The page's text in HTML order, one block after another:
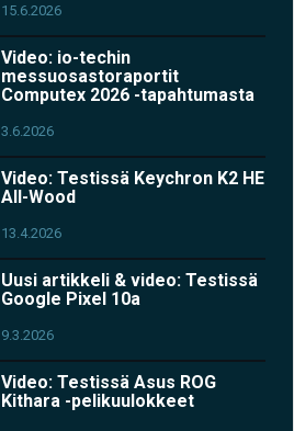
15.6.2026
Video: io-techin
messuosastoraportit
Computex 2026 -tapahtumasta
3.6.2026
Video: Testissä Keychron K2 HE
All-Wood
13.4.2026
Uusi artikkeli & video: Testissä
Google Pixel 10a
9.3.2026
Video: Testissä Asus ROG
Kithara -pelikuulokkeet